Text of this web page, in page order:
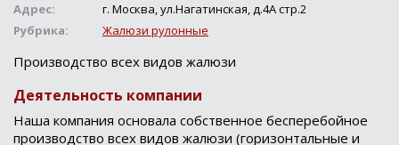
Адрес:
г. Москва, ул.Нагатинская, д.4А стр.2
Рубрика:
Жалюзи рулонные
Производство всех видов жалюзи
Деятельность компании
Наша компания основала собственное бесперебойное
производство всех видов жалюзи (горизонтальные и